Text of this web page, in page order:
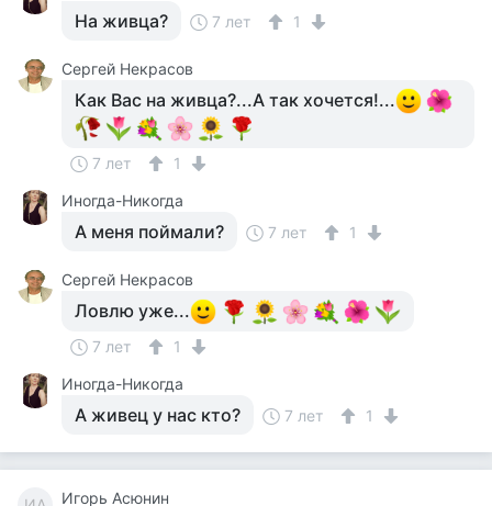
На живца? 7 лет 1
Сергей Некрасов
Как Вас на живца?...А так хочется!...
7 лет
1
Иногда-Никогда
А меня поймали? 7 лет 1
Сергей Некрасов
Ловлю уже...
7 лет
1
Иногда-Никогда
А живец у нас кто? 7 лет 1
Игорь Асюнин